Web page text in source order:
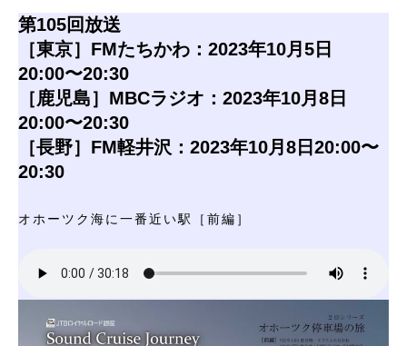
第105回放送
［東京］FMたちかわ：2023年10月5日
20:00〜20:30
［鹿児島］MBCラジオ：2023年10月8日
20:00〜20:30
［長野］FM軽井沢：2023年10月8日20:00〜
20:30
オホーツク海に一番近い駅［前編］